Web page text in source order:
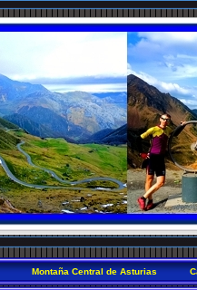
Montaña Central de Asturias